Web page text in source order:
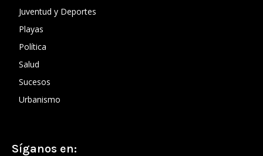
Juventud y Deportes
Playas
Política
Salud
Sucesos
Urbanismo
Síganos en: